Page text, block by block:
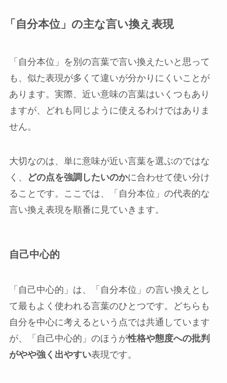
「自分本位」の主な言い換え表現
「自分本位」を別の言葉で言い換えたいと思って
も、似た表現が多くて違いが分かりにくいことが
あります。実際、近い意味の言葉はいくつもあり
ますが、どれも同じように使えるわけではありま
せん。
大切なのは、単に意味が近い言葉を選ぶのではな
く、
どの点を強調したいのかに合わせて使い分け
ることです。ここでは、「自分本位」の代表的な
言い換え表現を順番に見ていきます。
自己中心的
「自己中心的」は、「自分本位」の言い換えとし
て最もよく使われる言葉のひとつです。どちらも
自分を中心に考えるという点では共通しています
が、「自己中心的」のほうが性格や態度への批判
がやや強く出やすい表現です。